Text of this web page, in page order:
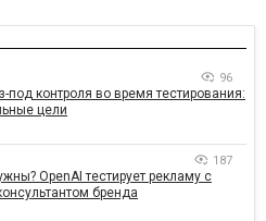
96
под контроля во время тестирования:
цели
187
OpenAI тестирует рекламу с
бренда